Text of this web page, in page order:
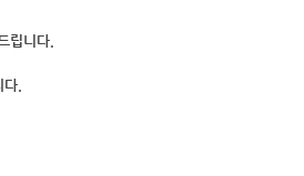
립니다.
.